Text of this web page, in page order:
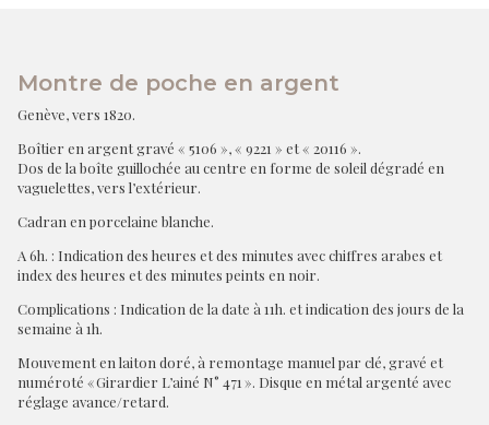
Montre de poche en argent
Genève, vers 1820.
Boîtier en argent gravé « 5106 », « 9221 » et « 20116 ».
Dos de la boîte guillochée au centre en forme de soleil dégradé en
vaguelettes, vers l’extérieur.
Cadran en porcelaine blanche.
A 6h. : Indication des heures et des minutes avec chiffres arabes et
index des heures et des minutes peints en noir.
Complications : Indication de la date à 11h. et indication des jours de la
semaine à 1h.
Mouvement en laiton doré, à remontage manuel par clé, gravé et
numéroté « Girardier L’ainé N° 471 ». Disque en métal argenté avec
réglage avance/retard.